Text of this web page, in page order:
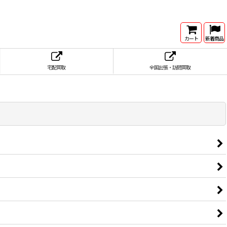
カート 新着商品
宅配買取 全国出張・訪問買取